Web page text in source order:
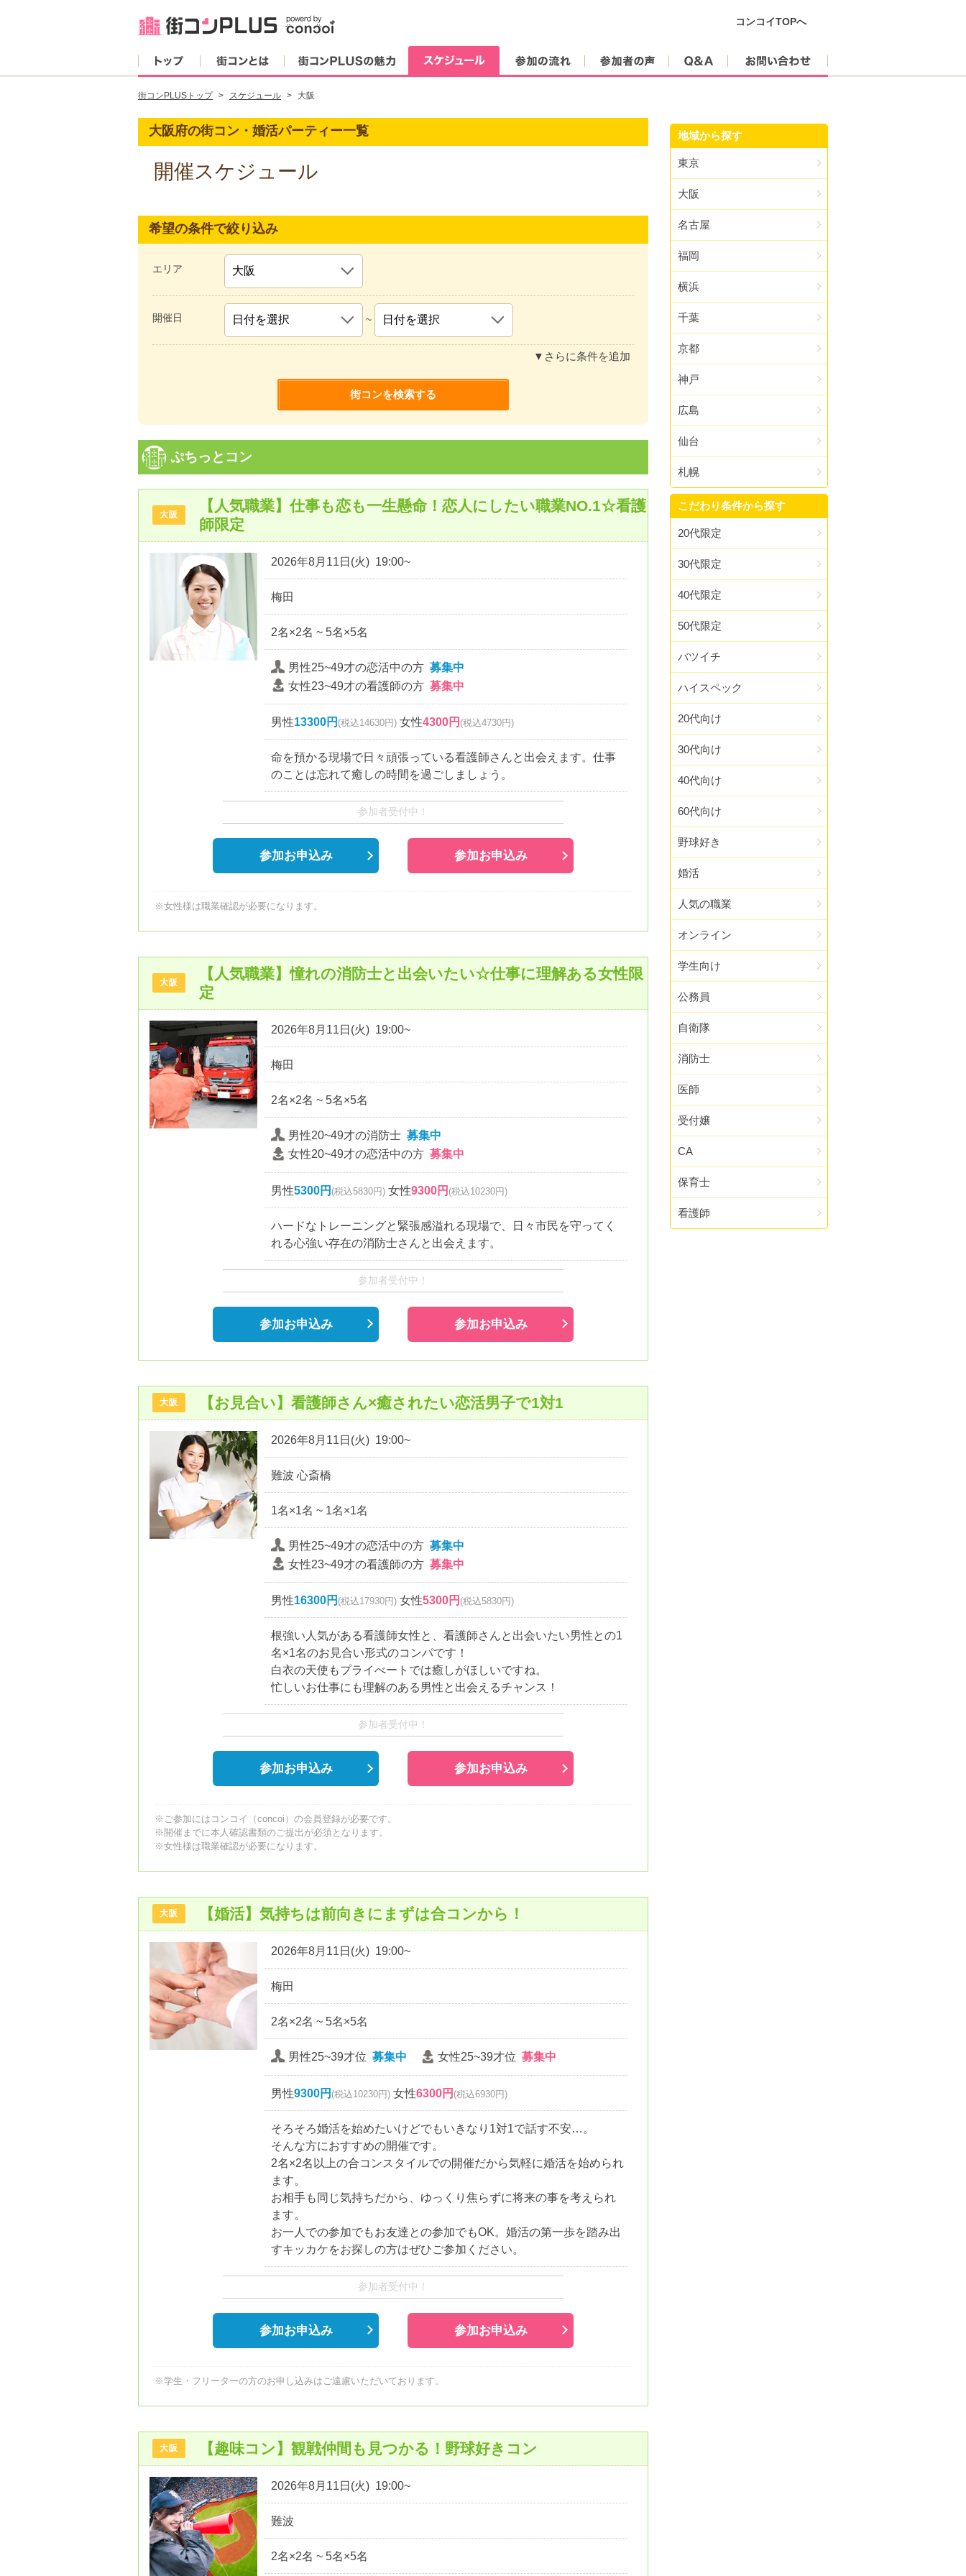
コンコイTOPへ
街コンとは 街コンPLUSの魅力 スケジュール 参加の流れ 参加者の声
街コンPLUSトップ スケジュール 大阪
大阪府の街コン・婚活パーティー一覧
開催スケジュール
希望の条件で絞り込み
エリア
開催日 ~
▼さらに条件を追加
ぷちっとコン
大阪
【人気職業】仕事も恋も一生懸命！恋人にしたい職業NO.1☆看護
師限定
2026年8月11日(火) 19:00~
梅田
2名×2名 ~ 5名×5名
男性25~49才の恋活中の方 募集中
女性23~49才の看護師の方 募集中
男性13300円 (税込14630円) 女性4300円 (税込4730円)
命を預かる現場で日々頑張っている看護師さんと出会えます。仕事
のことは忘れて癒しの時間を過ごしましょう。
参加者受付中！
参加お申込み 参加お申込み
※女性様は職業確認が必要になります。
大阪
【人気職業】憧れの消防士と出会いたい☆仕事に理解ある女性限
定
2026年8月11日(火) 19:00~
梅田
2名×2名 ~ 5名×5名
男性20~49才の消防士 募集中
女性20~49才の恋活中の方 募集中
男性5300円 (税込5830円) 女性9300円 (税込10230円)
ハードなトレーニングと緊張感溢れる現場で、日々市民を守ってく
れる心強い存在の消防士さんと出会えます。
参加者受付中！
参加お申込み 参加お申込み
大阪 【お見合い】看護師さん×癒されたい恋活男子で1対1
2026年8月11日(火) 19:00~
難波 心斎橋
1名×1名 ~ 1名×1名
男性25~49才の恋活中の方 募集中
女性23~49才の看護師の方 募集中
男性16300円 (税込17930円) 女性5300円 (税込5830円)
根強い人気がある看護師女性と、看護師さんと出会いたい男性との1
名×1名のお見合い形式のコンパです！
白衣の天使もプライべートでは癒しがほしいですね。
忙しいお仕事にも理解のある男性と出会えるチャンス！
参加者受付中！
参加お申込み 参加お申込み
※ご参加にはコンコイ（concoi）の会員登録が必要です。
※開催までに本人確認書類のご提出が必須となります。
※女性様は職業確認が必要になります。
大阪 【婚活】気持ちは前向きにまずは合コンから！
2026年8月11日(火) 19:00~
梅田
2名×2名 ~ 5名×5名
男性25~39才位 募集中 女性25~39才位 募集中
男性9300円 (税込10230円) 女性6300円 (税込6930円)
そろそろ婚活を始めたいけどでもいきなり1対1で話す不安…。
そんな方におすすめの開催です。
2名×2名以上の合コンスタイルでの開催だから気軽に婚活を始められ
ます。
お相手も同じ気持ちだから、ゆっくり焦らずに将来の事を考えられ
ます。
お一人での参加でもお友達との参加でもOK。婚活の第一歩を踏み出
すキッカケをお探しの方はぜひご参加ください。
参加者受付中！
参加お申込み 参加お申込み
※学生・フリーターの方のお申し込みはご遠慮いただいております。
大阪 【趣味コン】観戦仲間も見つかる！野球好きコン
2026年8月11日(火) 19:00~
難波
2名×2名 ~ 5名×5名
地域から探す
東京
大阪
名古屋
福岡
横浜
千葉
京都
神戸
広島
仙台
札幌
こだわり条件から探す
20代限定
30代限定
40代限定
50代限定
バツイチ
ハイスペック
20代向け
30代向け
40代向け
60代向け
野球好き
婚活
人気の職業
オンライン
学生向け
公務員
自衛隊
消防士
医師
受付嬢
CA
保育士
看護師